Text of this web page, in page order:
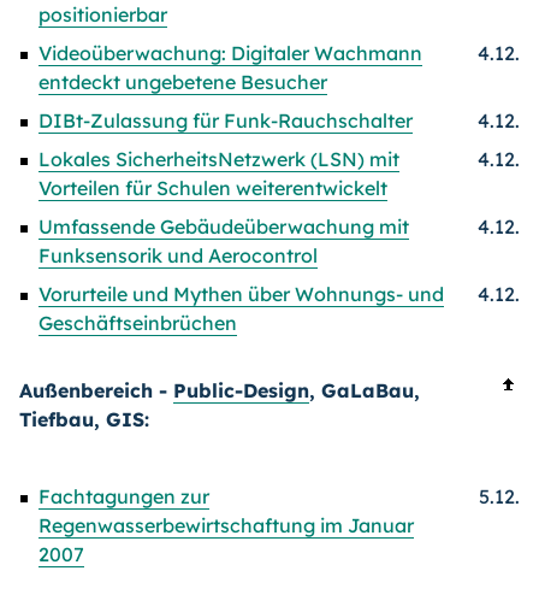
positionierbar
Videoüberwachung: Digitaler Wachmann
entdeckt ungebetene Besucher
4.12.
DIBt-Zulassung für Funk-Rauchschalter
4.12.
Lokales SicherheitsNetzwerk (LSN) mit
Vorteilen für Schulen weiterentwickelt
4.12.
Umfassende Gebäudeüberwachung mit
Funksensorik und Aerocontrol
4.12.
Vorurteile und Mythen über Wohnungs- und
Geschäftseinbrüchen
4.12.
Außenbereich - Public-Design, GaLaBau,
Tiefbau, GIS:
Fachtagungen zur
Regenwasserbewirtschaftung im Januar
2007
5.12.